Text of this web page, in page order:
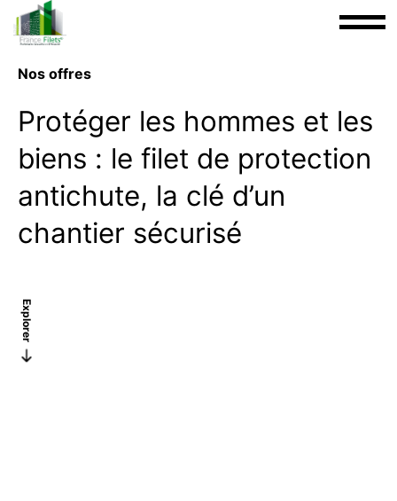
Nos offres
Protéger les hommes et les
biens : le filet de protection
antichute, la clé d’un
chantier sécurisé
Explorer